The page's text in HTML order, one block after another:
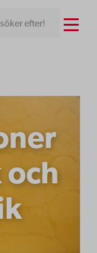
efter! Menu
och